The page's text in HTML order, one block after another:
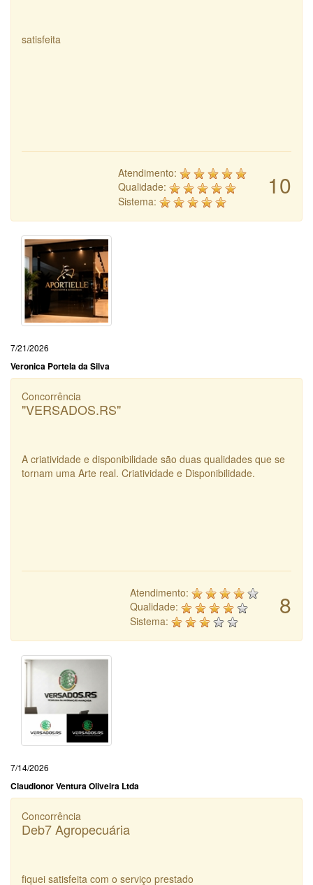
satisfeita
10
Atendimento:
Qualidade:
Sistema:
7/21/2026
Veronica Portela da Silva
Concorrência
"VERSADOS.RS"
A criatividade e disponibilidade são duas qualidades que se
tornam uma Arte real. Criatividade e Disponibilidade.
8
Atendimento:
Qualidade:
Sistema:
7/14/2026
Claudionor Ventura Oliveira Ltda
Concorrência
Deb7 Agropecuária
fiquei satisfeita com o serviço prestado